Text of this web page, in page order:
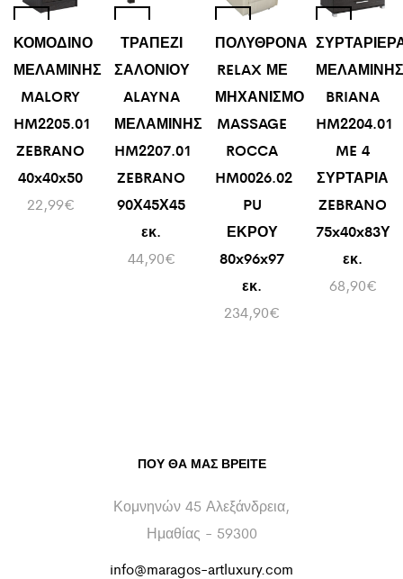
ΚΟΜΟΔΙΝΟ
ΜΕΛΑΜΙΝΗΣ
MALORY
HM2205.01
ZEBRANO
40x40x50
22,99€
ΤΡΑΠΕΖΙ
ΣΑΛΟΝΙΟΥ
ALAYNA
ΜΕΛΑΜΙΝΗΣ
HM2207.01
ZEBRANO
90Χ45Χ45
εκ.
44,90€
ΠΟΛΥΘΡΟΝΑ
RELAX ΜΕ
ΜΗΧΑΝΙΣΜΟ
MASSAGE
ROCCA
HM0026.02
PU
ΕΚΡΟΥ
80x96x97
εκ.
234,90€
ΜΕΛΑΜΙΝΗΣ
BRIANA
HM2204.01
ME 4
ΣΥΡΤΑΡΙΑ
ZEBRANO
75x40x83Υ
εκ.
68,90€
ΠΟΥ ΘΑ ΜΑΣ ΒΡΕΊΤΕ
Κομνηνών 45 Αλεξάνδρεια,
Ημαθίας - 59300
info@maragos-artluxury.com